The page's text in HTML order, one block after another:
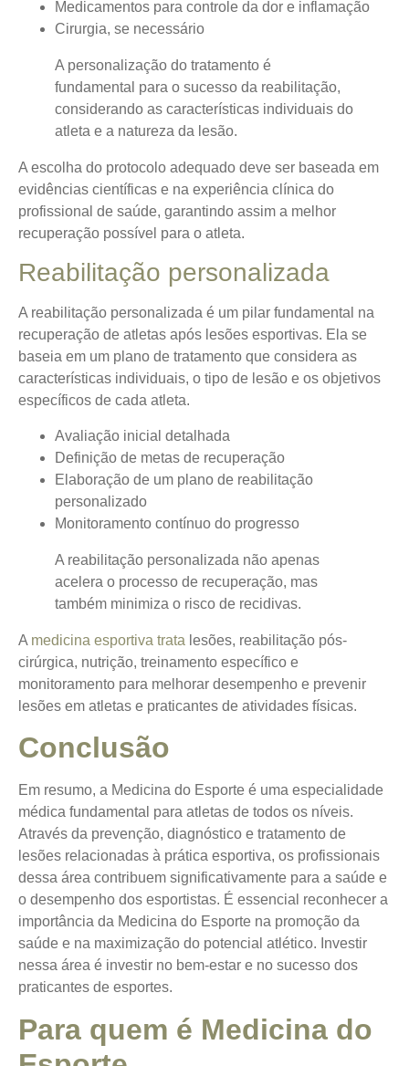
Medicamentos para controle da dor e inflamação
Cirurgia, se necessário
A personalização do tratamento é
fundamental para o sucesso da reabilitação,
considerando as características individuais do
atleta e a natureza da lesão.
A escolha do protocolo adequado deve ser baseada em
evidências científicas e na experiência clínica do
profissional de saúde, garantindo assim a melhor
recuperação possível para o atleta.
Reabilitação personalizada
A reabilitação personalizada é um pilar fundamental na
recuperação de atletas após lesões esportivas. Ela se
baseia em um plano de tratamento que considera as
características individuais, o tipo de lesão e os objetivos
específicos de cada atleta.
Avaliação inicial detalhada
Definição de metas de recuperação
Elaboração de um plano de reabilitação
personalizado
Monitoramento contínuo do progresso
A reabilitação personalizada não apenas
acelera o processo de recuperação, mas
também minimiza o risco de recidivas.
A medicina esportiva trata lesões, reabilitação pós-
cirúrgica, nutrição, treinamento específico e
monitoramento para melhorar desempenho e prevenir
lesões em atletas e praticantes de atividades físicas.
Conclusão
Em resumo, a Medicina do Esporte é uma especialidade
médica fundamental para atletas de todos os níveis.
Através da prevenção, diagnóstico e tratamento de
lesões relacionadas à prática esportiva, os profissionais
dessa área contribuem significativamente para a saúde e
o desempenho dos esportistas. É essencial reconhecer a
importância da Medicina do Esporte na promoção da
saúde e na maximização do potencial atlético. Investir
nessa área é investir no bem-estar e no sucesso dos
praticantes de esportes.
Para quem é Medicina do